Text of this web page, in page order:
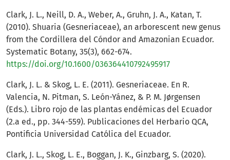
Clark, J. L., Neill, D. A., Weber, A., Gruhn, J. A., Katan, T.
(2010). Shuaria (Gesneriaceae), an arborescent new genus
from the Cordillera del Cóndor and Amazonian Ecuador.
Systematic Botany, 35(3), 662-674.
https://doi.org/10.1600/036364410792495917
Clark, J. L. & Skog, L. E. (2011). Gesneriaceae. En R.
Valencia, N. Pitman, S. León-Yánez, & P. M. Jørgensen
(Eds.). Libro rojo de las plantas endémicas del Ecuador
(2.a ed., pp. 344-559). Publicaciones del Herbario QCA,
Pontificia Universidad Católica del Ecuador.
Clark, J. L., Skog, L. E., Boggan, J. K., Ginzbarg, S. (2020).